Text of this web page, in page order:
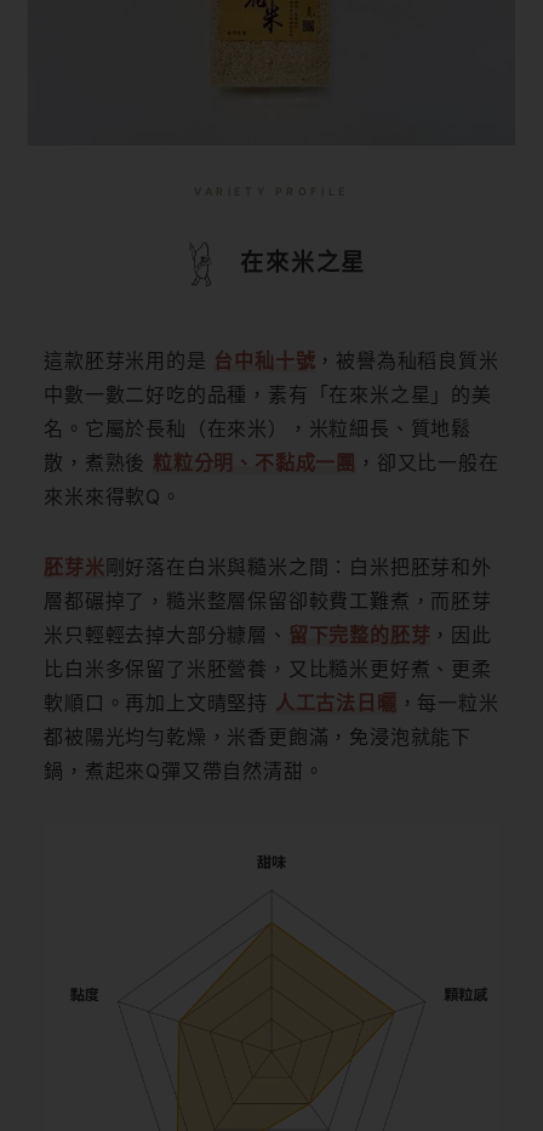
VARIETY PROFILE
在來米之星
這款胚芽米用的是 台中秈十號 ，被譽為秈稻良質米
中數一數二好吃的品種，素有「在來米之星」的美
名。它屬於長秈（在來米），米粒細長、質地鬆
散，煮熟後 粒粒分明、不黏成一團 ，卻又比一般在
來米來得軟Q。
胚芽米 剛好落在白米與糙米之間：白米把胚芽和外
層都碾掉了，糙米整層保留卻較費工難煮，而胚芽
米只輕輕去掉大部分糠層、 留下完整的胚芽 ，因此
比白米多保留了米胚營養，又比糙米更好煮、更柔
軟順口。再加上文晴堅持 人工古法日曬 ，每一粒米
都被陽光均勻乾燥，米香更飽滿，免浸泡就能下
鍋，煮起來Q彈又帶自然清甜。